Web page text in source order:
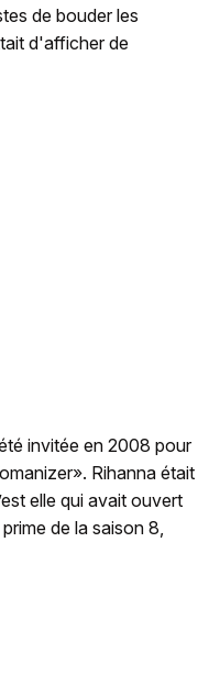
de bouder les
d'afficher de
invitée en 2008 pour
Rihanna était
elle qui avait ouvert
de la saison 8,